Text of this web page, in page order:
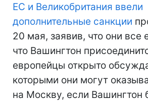
ЕС и Великобритания ввели
дополнительные санкции
20 мая, заявив, что они все
что Вашингтон
европейцы открыто
которыми они могут
на Москву, если Вашингтон